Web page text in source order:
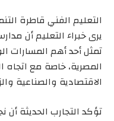
التعليم الفني قاطرة
يرى خبراء التعليم أن
تمثل أحد أهم المسارات
المصرية، خاصة مع اتجاه
الاقتصادية والصناعية
تؤكد التجارب الحديثة أن